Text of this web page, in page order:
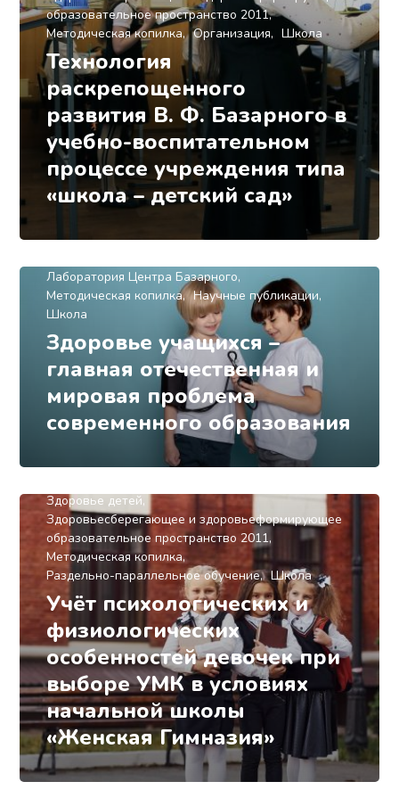
образовательное пространство 2011
Методическая копилка
Организация Школа
Технология
раскрепощенного
развития В. Ф. Базарного в
учебно-воспитательном
процессе учреждения типа
«школа – детский сад»
Здоровьесберегающее и здоровьеформирующее
Лаборатория Центра Базарного
Методическая копилка
Научные публикации
Школа
Здоровье учащихся –
главная отечественная и
мировая проблема
современного образования
Здоровье детей
Здоровьесберегающее и здоровьеформирующее
образовательное пространство 2011
Методическая копилка
Раздельно-параллельное обучение
Школа
Учёт психологических и
физиологических
особенностей девочек при
выборе УМК в условиях
начальной школы
«Женская Гимназия»